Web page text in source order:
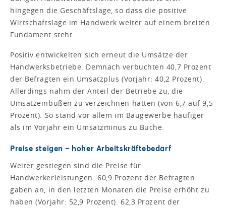
hingegen die Geschäftslage, so dass die positive
Wirtschaftslage im Handwerk weiter auf einem breiten
Fundament steht.
Positiv entwickelten sich erneut die Umsätze der
Handwerksbetriebe. Demnach verbuchten 40,7 Prozent
der Befragten ein Umsatzplus (Vorjahr: 40,2 Prozent).
Allerdings nahm der Anteil der Betriebe zu, die
Umsatzeinbußen zu verzeichnen hatten (von 6,7 auf 9,5
Prozent). So stand vor allem im Baugewerbe häufiger
als im Vorjahr ein Umsatzminus zu Buche.
Preise steigen – hoher Arbeitskräftebedarf
Weiter gestiegen sind die Preise für
Handwerkerleistungen. 60,9 Prozent der Befragten
gaben an, in den letzten Monaten die Preise erhöht zu
haben (Vorjahr: 52,9 Prozent). 62,3 Prozent der